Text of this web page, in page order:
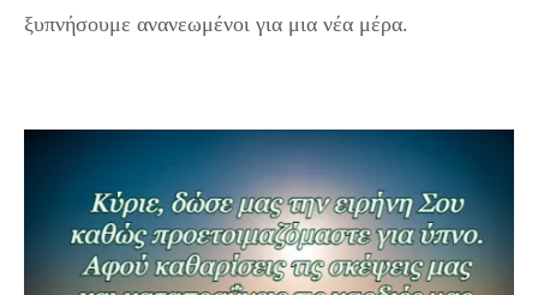
ξυπνήσουμε ανανεωμένοι για μια νέα μέρα.